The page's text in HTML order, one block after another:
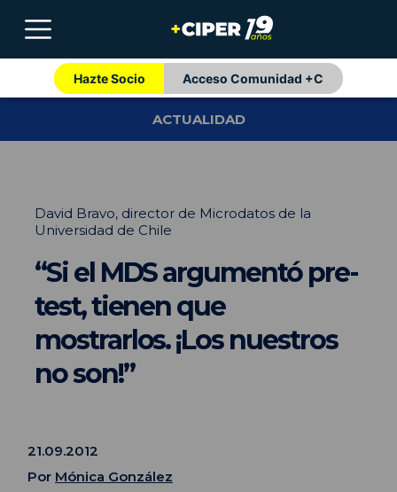
Hazte Socio Acceso Comunidad +C
ACTUALIDAD
David Bravo, director de Microdatos de la
Universidad de Chile
“Si el MDS argumentó pre-
test, tienen que
mostrarlos. ¡Los nuestros
no son!”
21.09.2012
Por Mónica González